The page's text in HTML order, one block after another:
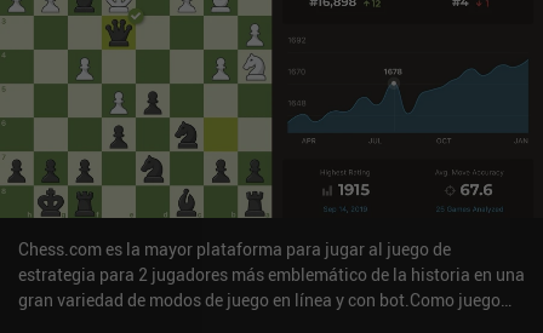
Chess.com es la mayor plataforma para jugar al juego de
estrategia para 2 jugadores más emblemático de la historia en una
gran variedad de modos de juego en línea y con bot.Como juego